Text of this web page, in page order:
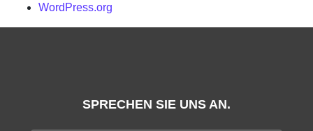
WordPress.org
SPRECHEN SIE UNS AN.